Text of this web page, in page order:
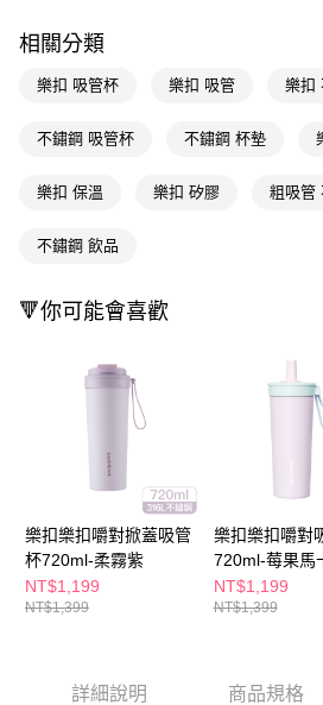
結帳頁面，進行簡訊認證並確認金額後，即可
２．訂單成立數日內，您將收到繳費通知簡訊。
３．收到繳費通知簡訊後14天內，點擊此簡訊
ATM／網路銀行／等多元方式進行付款，方視
購買商品的店家。未經商家同意取消之訂單仍
※ 交易是否成功請以「AFTEE先享後付 」之
是否繳費成功／繳費後需取消欲退款等相關疑
易，需依本服務之必要範圍內提供個人資料，
https://aftee.tw/terms/#terms3
３．未成年的使用者請事先徵得法定代理人或
「AFTEE先享後付」，若未經同意申辦者引起
４．使用「AFTEE先享後付」時，將依據個別
時審查核予不同之上限額度；若仍有額度不足
請求用戶進行身份認證。
５．嚴禁一人註冊多個帳號或使用他人資訊註
恩沛科技股份有限公司將有權停止該用戶之使
付款後全家取貨
每筆NT$65，滿NT$490(含以上)免運費
付款後萊爾富取貨
每筆NT$65，滿NT$490(含以上)免運費
每筆NT$100，滿NT$790(含以上)免運費
付款後寶雅門市自取(由倉庫統一出貨)
每筆NT$80，滿NT$290(含以上)免運費
相關分類
樂扣 吸管杯 樂扣 吸管 樂扣
不鏽鋼 吸管杯 不鏽鋼 杯墊
樂扣 保溫 樂扣 矽膠 粗吸管
不鏽鋼 飲品
🔻你可能會喜歡
樂扣樂扣嚼對掀蓋吸管
杯720ml-柔霧紫
NT$1,199
NT$1,399
樂扣樂扣嚼對
720ml-莓果馬
NT$1,199
NT$1,399
詳細說明 商品規格